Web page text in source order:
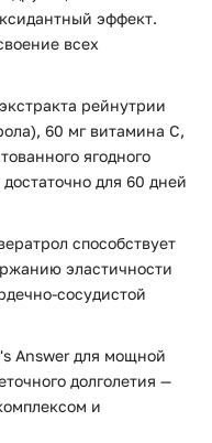
эффект.
всех
рейнутрии
60 мг витамина C,
ягодного
для 60 дней
способствует
эластичности
сосудистой
Answer для мощной
долголетия —
и